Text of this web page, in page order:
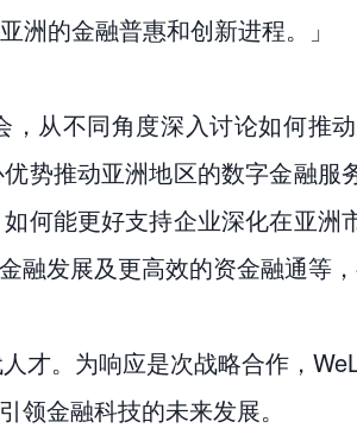
洲的金融普惠和创新进程。」
从不同角度深入讨论如何推
势推动亚洲地区的数字金融
何能更好支持企业深化在亚
发展及更高效的资金融通等，
才。为响应是次战略合作，
金融科技的未来发展。